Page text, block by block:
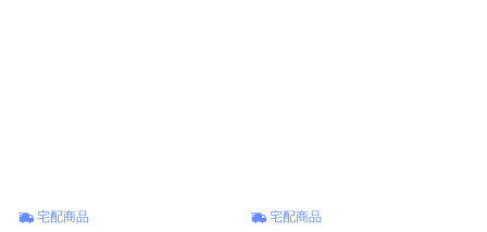
宅配商品 宅配商品